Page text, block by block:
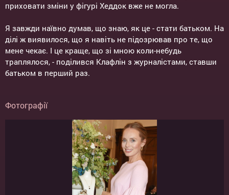
приховати зміни у фігурі Хеддок вже не могла.
Я завжди наївно думав, що знаю, як це - стати батьком. На
ділі ж виявилося, що я навіть не підозрював про те, що
мене чекає. І це краще, що зі мною коли-небудь
траплялося, - поділився Клафлін з журналістами, ставши
батьком в перший раз.
Фотографії